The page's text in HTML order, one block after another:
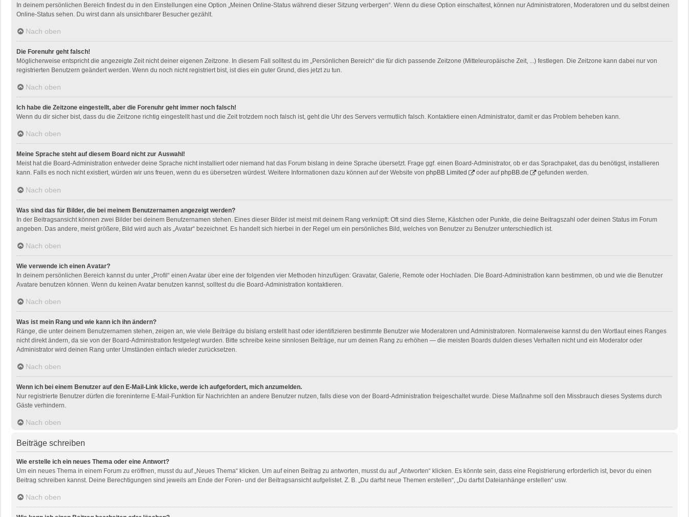
In deinem persönlichen Bereich findest du in den Einstellungen eine Option „Meinen Online-Status während dieser Sitzung verbergen“. Wenn du diese Option einschaltest, können nur Administratoren, Moderatoren und du selbst deinen
Online-Status sehen. Du wirst dann als unsichtbarer Besucher gezählt.
Nach oben
Die Forenuhr geht falsch!
Möglicherweise entspricht die angezeigte Zeit nicht deiner eigenen Zeitzone. In diesem Fall solltest du im „Persönlichen Bereich“ die für dich passende Zeitzone (Mitteleuropäische Zeit, ...) festlegen. Die Zeitzone kann dabei nur von
registrierten Benutzern geändert werden. Wenn du noch nicht registriert bist, ist dies ein guter Grund, dies jetzt zu tun.
Nach oben
Ich habe die Zeitzone eingestellt, aber die Forenuhr geht immer noch falsch!
Wenn du dir sicher bist, dass du die Zeitzone richtig eingestellt hast und die Zeit trotzdem noch falsch ist, geht die Uhr des Servers vermutlich falsch. Kontaktiere einen Administrator, damit er das Problem beheben kann.
Nach oben
Meine Sprache steht auf diesem Board nicht zur Auswahl!
Meist hat die Board-Administration entweder deine Sprache nicht installiert oder niemand hat das Forum bislang in deine Sprache übersetzt. Frage ggf. einen Board-Administrator, ob er das Sprachpaket, das du benötigst, installieren
kann. Falls es noch nicht existiert, würden wir uns freuen, wenn du es übersetzen würdest. Weitere Informationen dazu können auf der Website von phpBB Limited oder aufphpBB.de gefunden werden.
Nach oben
Was sind das für Bilder, die bei meinem Benutzernamen angezeigt werden?
In der Beitragsansicht können zwei Bilder bei deinem Benutzernamen stehen. Eines dieser Bilder ist meist mit deinem Rang verknüpft: Oft sind dies Sterne, Kästchen oder Punkte, die deine Beitragszahl oder deinen Status im Forum
angeben. Das andere, meist größere, Bild wird auch als „Avatar“ bezeichnet. Es handelt sich hierbei in der Regel um ein persönliches Bild, welches von Benutzer zu Benutzer unterschiedlich ist.
Nach oben
Wie verwende ich einen Avatar?
In deinem persönlichen Bereich kannst du unter „Profil“ einen Avatar über eine der folgenden vier Methoden hinzufügen: Gravatar, Galerie, Remote oder Hochladen. Die Board-Administration kann bestimmen, ob und wie die Benutzer
Avatare benutzen können. Wenn du keinen Avatar benutzen kannst, solltest du die Board-Administration kontaktieren.
Nach oben
Was ist mein Rang und wie kann ich ihn ändern?
Ränge, die unter deinem Benutzernamen stehen, zeigen an, wie viele Beiträge du bislang erstellt hast oder identifizieren bestimmte Benutzer wie Moderatoren und Administratoren. Normalerweise kannst du den Wortlaut eines Ranges
nicht direkt ändern, da sie von der Board-Administration festgelegt wurden. Bitte schreibe keine sinnlosen Beiträge, nur um deinen Rang zu erhöhen — die meisten Boards dulden dieses Verhalten nicht und ein Moderator oder
Administrator wird deinen Rang unter Umständen einfach wieder zurücksetzen.
Nach oben
Wenn ich bei einem Benutzer auf den E-Mail-Link klicke, werde ich aufgefordert, mich anzumelden.
Nur registrierte Benutzer dürfen die foreninterne E-Mail-Funktion für Nachrichten an andere Benutzer nutzen, falls diese von der Board-Administration freigeschaltet wurde. Diese Maßnahme soll den Missbrauch dieses Systems durch
Gäste verhindern.
Nach oben
Beiträge schreiben
Wie erstelle ich ein neues Thema oder eine Antwort?
Um ein neues Thema in einem Forum zu eröffnen, musst du auf „Neues Thema“ klicken. Um auf einen Beitrag zu antworten, musst du auf „Antworten“ klicken. Es könnte sein, dass eine Registrierung erforderlich ist, bevor du einen
Beitrag schreiben kannst. Deine Berechtigungen sind jeweils am Ende der Foren- und der Beitragsansicht aufgelistet. Z. B. „Du darfst neue Themen erstellen“, „Du darfst Dateianhänge erstellen“ usw.
Nach oben